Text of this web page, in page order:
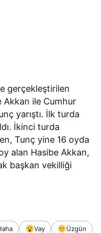
gerçekleştirilen
Akkan ile Cumhur
yarıştı. İlk turda
İkinci turda
Tunç yine 16 oyda
alan Hasibe Akkan,
başkan vekilliği
Vay
Üzgün